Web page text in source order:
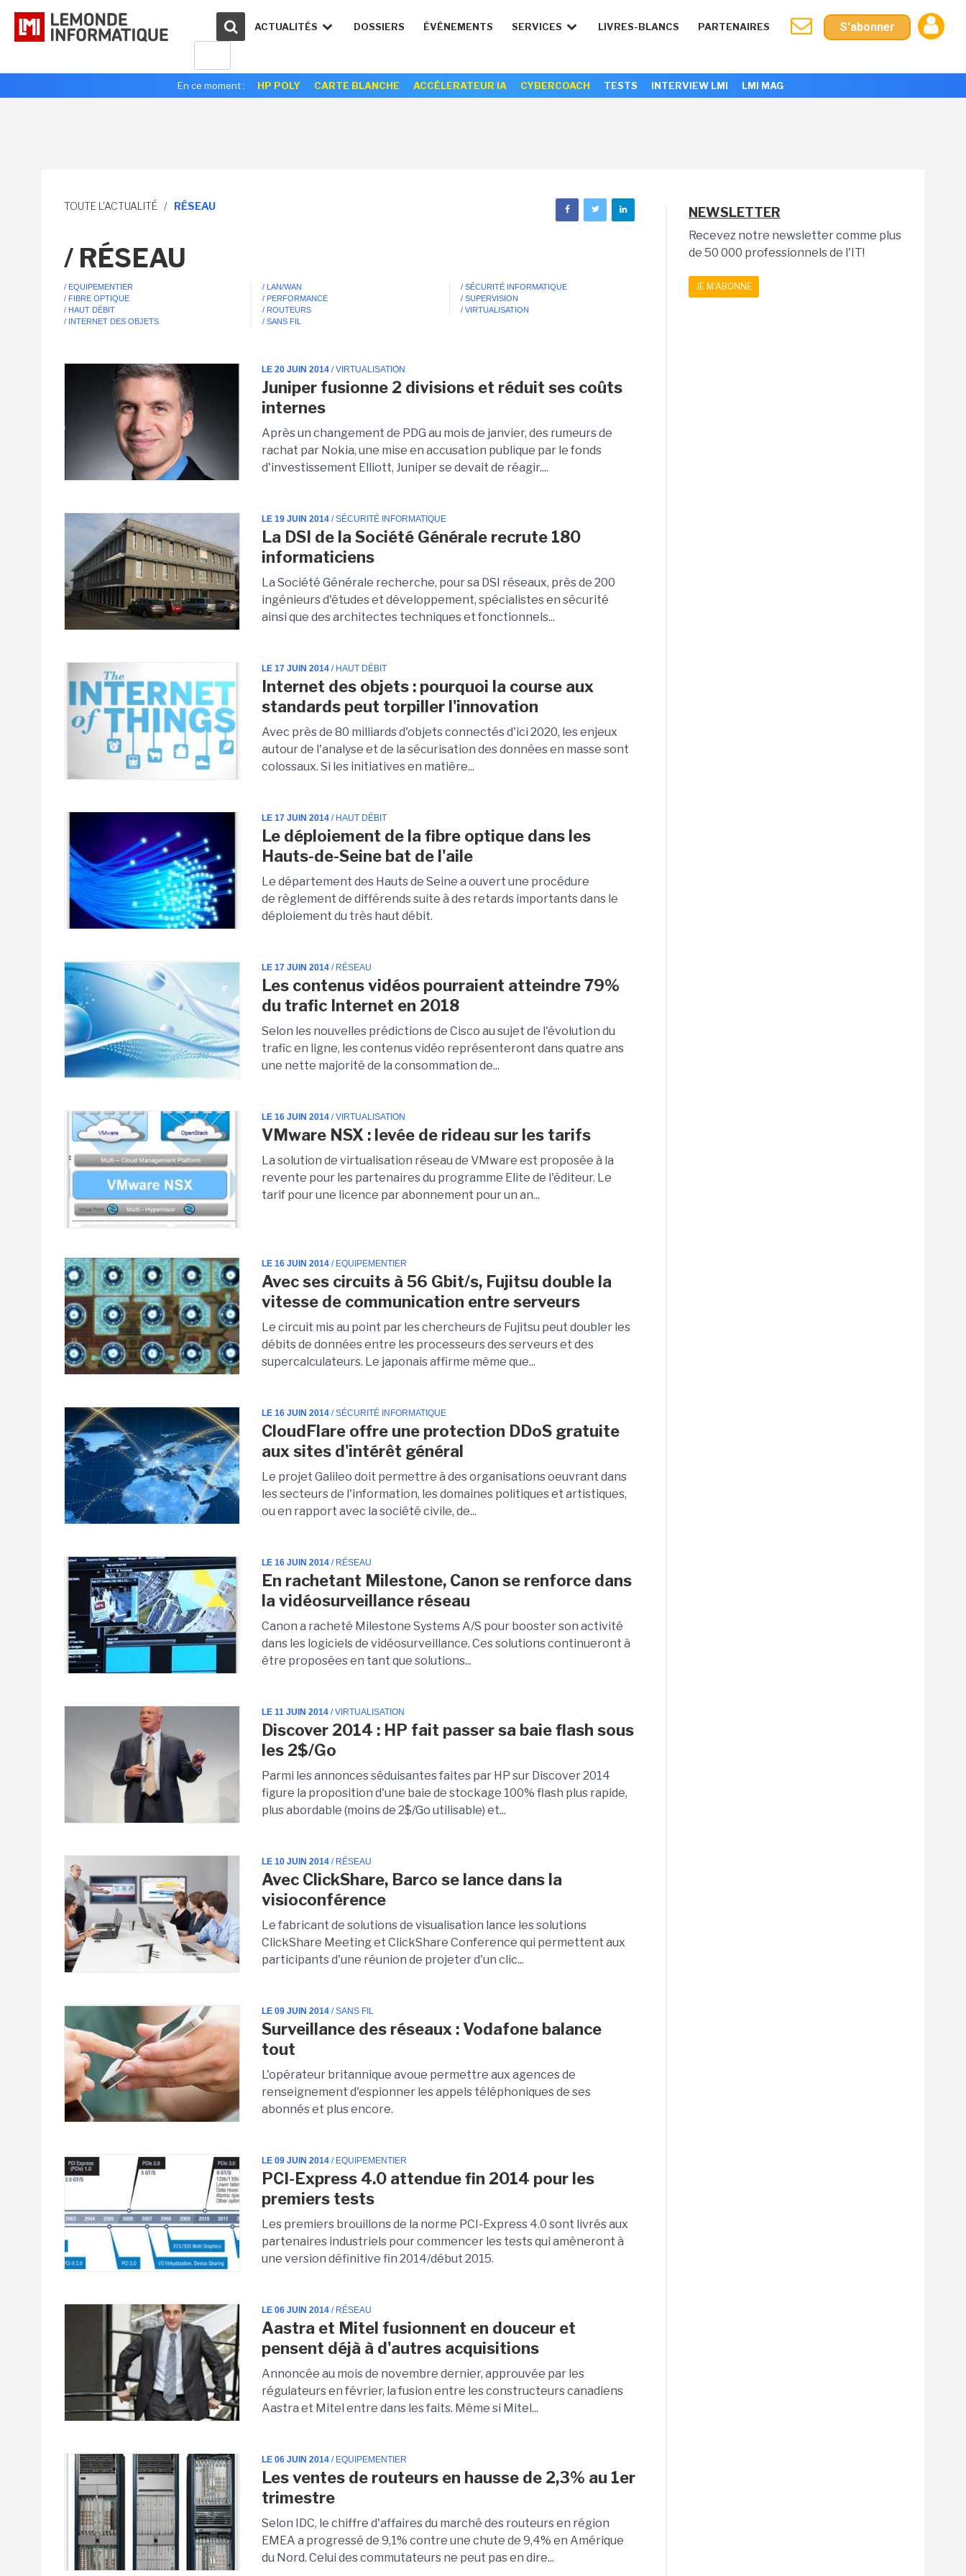
ACTUALITÉS DOSSIERS ÉVÉNEMENTS SERVICES LIVRES-BLANCS PARTENAIRES S'abonner
En ce moment : HP POLY CARTE BLANCHE ACCÉLERATEUR IA CYBERCOACH TESTS INTERVIEW LMI LMI MAG
TOUTE L'ACTUALITÉ / RÉSEAU
/ RÉSEAU
/ EQUIPEMENTIER
/ FIBRE OPTIQUE
/ HAUT DÉBIT
/ INTERNET DES OBJETS
/ LAN/WAN
/ PERFORMANCE
/ ROUTEURS
/ SANS FIL
/ SÉCURITÉ INFORMATIQUE
/ SUPERVISION
/ VIRTUALISATION
LE 20 JUIN 2014 / VIRTUALISATION
Juniper fusionne 2 divisions et réduit ses coûts
internes
Après un changement de PDG au mois de janvier, des rumeurs de
rachat par Nokia, une mise en accusation publique par le fonds
d'investissement Elliott, Juniper se devait de réagir....
LE 19 JUIN 2014 / SÉCURITÉ INFORMATIQUE
La DSI de la Société Générale recrute 180
informaticiens
La Société Générale recherche, pour sa DSI réseaux, près de 200
ingénieurs d'études et développement, spécialistes en sécurité
ainsi que des architectes techniques et fonctionnels...
LE 17 JUIN 2014 / HAUT DÉBIT
Internet des objets : pourquoi la course aux
standards peut torpiller l'innovation
Avec près de 80 milliards d'objets connectés d'ici 2020, les enjeux
autour de l'analyse et de la sécurisation des données en masse sont
colossaux. Si les initiatives en matière...
LE 17 JUIN 2014 / HAUT DÉBIT
Le déploiement de la fibre optique dans les
Hauts-de-Seine bat de l'aile
Le département des Hauts de Seine a ouvert une procédure
de règlement de différends suite à des retards importants dans le
déploiement du très haut débit.
LE 17 JUIN 2014 / RÉSEAU
Les contenus vidéos pourraient atteindre 79%
du trafic Internet en 2018
Selon les nouvelles prédictions de Cisco au sujet de l'évolution du
trafic en ligne, les contenus vidéo représenteront dans quatre ans
une nette majorité de la consommation de...
LE 16 JUIN 2014 / VIRTUALISATION
VMware NSX : levée de rideau sur les tarifs
La solution de virtualisation réseau de VMware est proposée à la
revente pour les partenaires du programme Elite de l'éditeur. Le
tarif pour une licence par abonnement pour un an...
LE 16 JUIN 2014 / EQUIPEMENTIER
Avec ses circuits à 56 Gbit/s, Fujitsu double la
vitesse de communication entre serveurs
Le circuit mis au point par les chercheurs de Fujitsu peut doubler les
débits de données entre les processeurs des serveurs et des
supercalculateurs. Le japonais affirme même que...
LE 16 JUIN 2014 / SÉCURITÉ INFORMATIQUE
CloudFlare offre une protection DDoS gratuite
aux sites d'intérêt général
Le projet Galileo doit permettre à des organisations oeuvrant dans
les secteurs de l'information, les domaines politiques et artistiques,
ou en rapport avec la société civile, de...
LE 16 JUIN 2014 / RÉSEAU
En rachetant Milestone, Canon se renforce dans
la vidéosurveillance réseau
Canon a racheté Milestone Systems A/S pour booster son activité
dans les logiciels de vidéosurveillance. Ces solutions continueront à
être proposées en tant que solutions...
LE 11 JUIN 2014 / VIRTUALISATION
Discover 2014 : HP fait passer sa baie flash sous
les 2$/Go
Parmi les annonces séduisantes faites par HP sur Discover 2014
figure la proposition d'une baie de stockage 100% flash plus rapide,
plus abordable (moins de 2$/Go utilisable) et...
LE 10 JUIN 2014 / RÉSEAU
Avec ClickShare, Barco se lance dans la
visioconférence
Le fabricant de solutions de visualisation lance les solutions
ClickShare Meeting et ClickShare Conference qui permettent aux
participants d'une réunion de projeter d'un clic...
LE 09 JUIN 2014 / SANS FIL
Surveillance des réseaux : Vodafone balance
tout
L'opérateur britannique avoue permettre aux agences de
renseignement d'espionner les appels téléphoniques de ses
abonnés et plus encore.
LE 09 JUIN 2014 / EQUIPEMENTIER
PCI-Express 4.0 attendue fin 2014 pour les
premiers tests
Les premiers brouillons de la norme PCI-Express 4.0 sont livrés aux
partenaires industriels pour commencer les tests qui amèneront à
une version définitive fin 2014/début 2015.
LE 06 JUIN 2014 / RÉSEAU
Aastra et Mitel fusionnent en douceur et
pensent déjà à d'autres acquisitions
Annoncée au mois de novembre dernier, approuvée par les
régulateurs en février, la fusion entre les constructeurs canadiens
Aastra et Mitel entre dans les faits. Même si Mitel...
LE 06 JUIN 2014 / EQUIPEMENTIER
Les ventes de routeurs en hausse de 2,3% au 1er
trimestre
Selon IDC, le chiffre d'affaires du marché des routeurs en région
EMEA a progressé de 9,1% contre une chute de 9,4% en Amérique
du Nord. Celui des commutateurs ne peut pas en dire...
NEWSLETTER
Recevez notre newsletter comme plus
de 50 000 professionnels de l'IT!
JE M'ABONNE